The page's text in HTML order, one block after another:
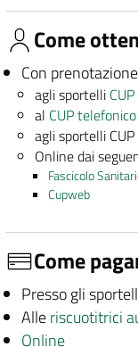
Come
Con prenotazione
agli sportelli CUP
al CUP telefonico
agli sportelli
Online dai
Fascicolo
Cupweb
Come
Presso gli
Alleriscuotitrici
Online